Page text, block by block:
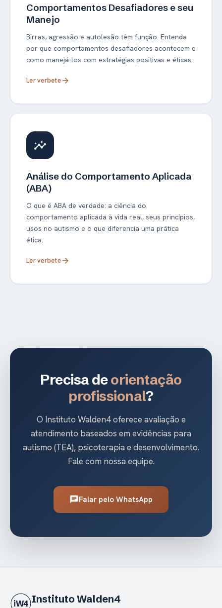
Comportamentos Desafiadores e seu
Manejo
Birras, agressão e autolesão têm função. Entenda
por que comportamentos desafiadores acontecem e
como manejá-los com estratégias positivas e éticas.
Ler verbetearrow_forward
insights
Análise do Comportamento Aplicada
(ABA)
O que é ABA de verdade: a ciência do
comportamento aplicada à vida real, seus princípios,
usos no autismo e o que diferencia uma prática
ética.
Ler verbetearrow_forward
Precisa deorientação
profissional?
O Instituto Walden4 oferece avaliação e
atendimento baseados em evidências para
autismo (TEA), psicoterapia e desenvolvimento.
Fale com nossa equipe.
chatFalar pelo WhatsApp
iW4 Instituto Walden4